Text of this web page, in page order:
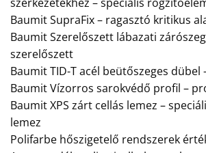
Baumit SupraFix – ragasztó kritikus
Baumit Szerelőszett lábazati
szerelőszett
Baumit TID-T acél beütőszeges dübel
Baumit Vízorros sarokvédő profil –
Baumit XPS zárt cellás lemez –
lemez
Polifarbe hőszigetelő rendszerek